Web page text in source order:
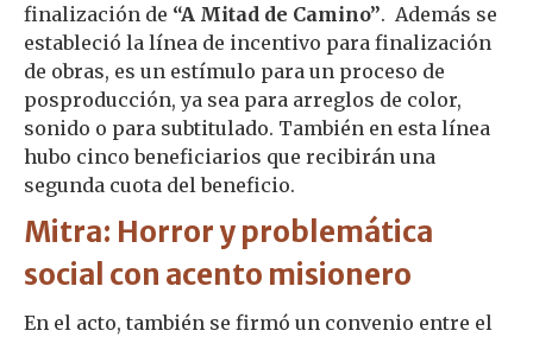
finalización de “A Mitad de Camino”. Además se
estableció la línea de incentivo para finalización
de obras, es un estímulo para un proceso de
posproducción, ya sea para arreglos de color,
sonido o para subtitulado. También en esta línea
hubo cinco beneficiarios que recibirán una
segunda cuota del beneficio.
Mitra: Horror y problemática
social con acento misionero
En el acto, también se firmó un convenio entre el